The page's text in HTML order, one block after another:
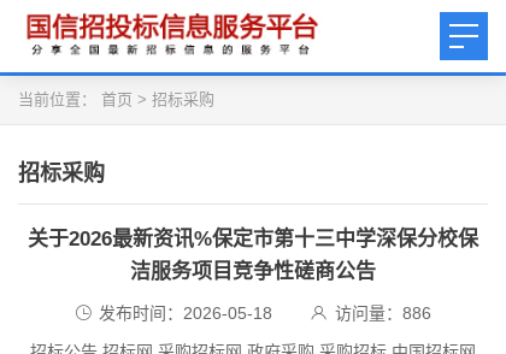
当前位置： 首页 > 招标采购
招标采购
关于2026最新资讯%保定市第十三中学深保分校保
洁服务项目竞争性磋商公告
发布时间：2026-05-18 访问量： 886